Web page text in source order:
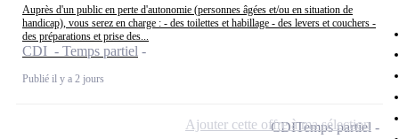
Auprès d'un public en perte d'autonomie (personnes âgées et/ou en situation de
handicap), vous serez en charge : - des toilettes et habillage - des levers et couchers -
des préparations et prise des...
CDI - Temps partiel
Publié il y a 2 jours
CDITemps partiel
Ajouter cette offre à ma sélection